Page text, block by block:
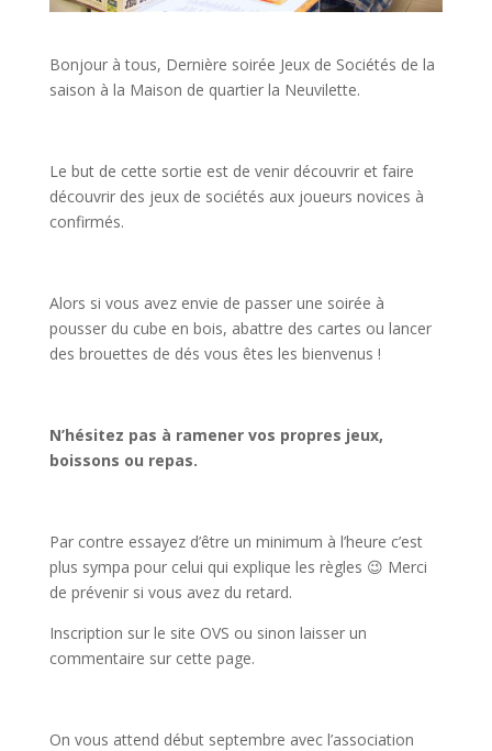
Bonjour à tous, Dernière soirée Jeux de Sociétés de la
saison à la Maison de quartier la Neuvilette.
Le but de cette sortie est de venir découvrir et faire
découvrir des jeux de sociétés aux joueurs novices à
confirmés.
Alors si vous avez envie de passer une soirée à
pousser du cube en bois, abattre des cartes ou lancer
des brouettes de dés vous êtes les bienvenus !
N’hésitez pas à ramener vos propres jeux,
boissons ou repas.
Par contre essayez d’être un minimum à l’heure c’est
plus sympa pour celui qui explique les règles 😉 Merci
de prévenir si vous avez du retard.
Inscription sur le site OVS ou sinon laisser un
commentaire sur cette page.
On vous attend début septembre avec l’association